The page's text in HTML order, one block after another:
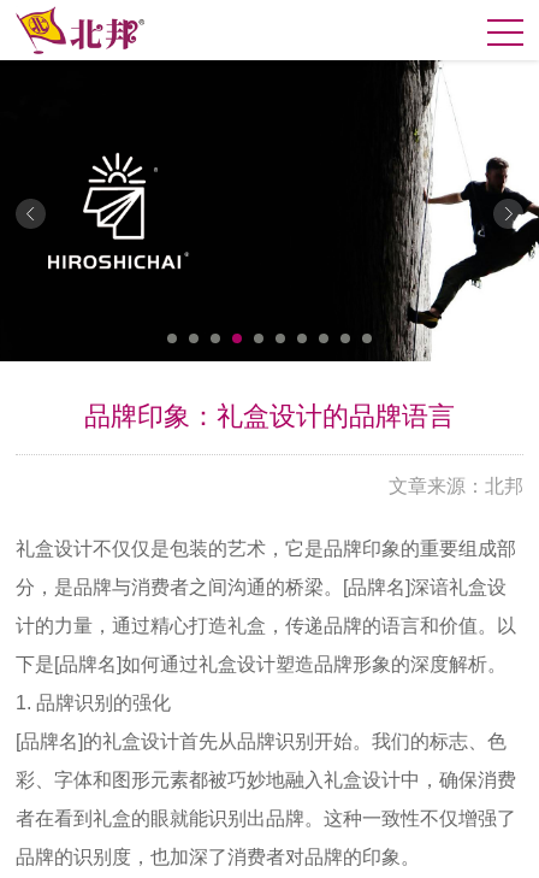
品牌印象：礼盒设计的品牌语言
文章来源：北邦
礼盒设计不仅仅是包装的艺术，它是品牌印象的重要组成部
分，是品牌与消费者之间沟通的桥梁。 [品牌名]深谙礼盒设
计的力量，通过精心打造礼盒，传递品牌的语言和价值。以
下是[品牌名]如何通过礼盒设计塑造品牌形象的深度解析。
1.品牌识别的强化
[品牌名]的礼盒设计首先从品牌识别开始。我们的标志、色
彩、字体和图形元素都被巧妙地融入礼盒设计中，确保消费
者在看到礼盒的眼就能识别出品牌。这种一致性不仅增强了
品牌的识别度，也加深了消费者对品牌的印象。